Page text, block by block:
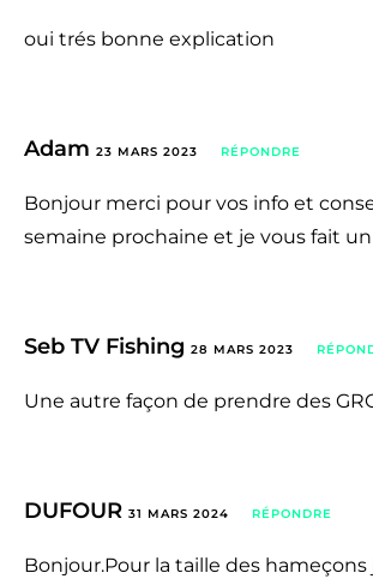
oui trés bonne explication
Adam 23 MARS 2023 RÉPONDRE
Bonjour merci pour vos info et
semaine prochaine et je vous fait
Seb TV Fishing 28 MARS 2023
Une autre façon de prendre des
DUFOUR 31 MARS 2024 RÉPONDRE
Bonjour.Pour la taille des hameçons